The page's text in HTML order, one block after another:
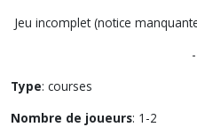
Jeu incomplet (notice
Type: courses
Nombre de joueurs: 1-2